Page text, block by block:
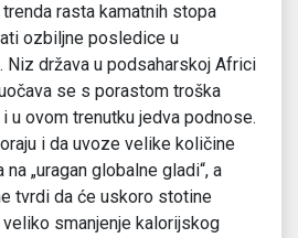
rasta kamatnih stopa
ozbiljne posledice u
Niz država u podsaharskoj Africi
se s porastom troška
u ovom trenutku jedva podnose.
i da uvoze velike količine
na „uragan globalne gladi“, a
tvrdi da će uskoro stotine
smanjenje kalorijskog